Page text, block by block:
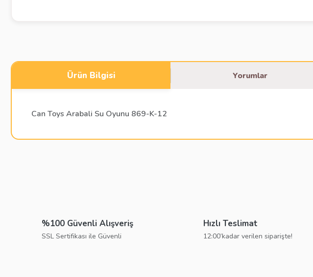
Ürün Bilgisi Yorumlar
Can Toys Arabali Su Oyunu 869-K-12
Ürün bilgilerinde hatalar bulunuyor.
%100 Güvenli Alışveriş
SSL Sertifikası ile Güvenli
Hızlı Teslimat
12:00’kadar verilen siparişte!